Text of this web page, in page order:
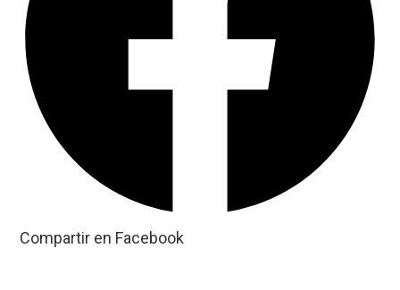
Compartir en Facebook